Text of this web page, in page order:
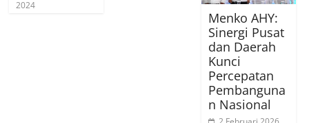
2024
Menko AHY:
Sinergi Pusat
dan Daerah
Kunci
Percepatan
Pembanguna
n Nasional